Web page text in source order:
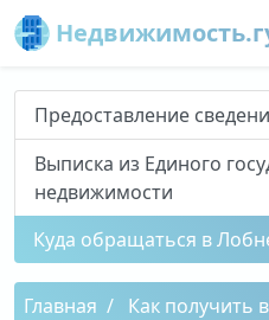
Предоставление
Выписка из Единого
недвижимости
Куда обращаться в
Главная
Как получить